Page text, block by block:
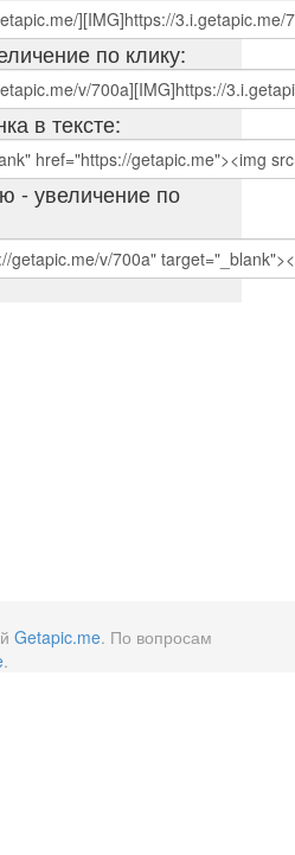
по клику:
в тексте:
- увеличение по
Getapic.me. По вопросам
.